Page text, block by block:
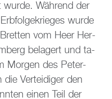
wurde. Wäh­rend der
wurde
vom Heer Her­
be­la­gert und ta­
Mor­gen des Peter-
die Ver­tei­di­ger den
einen Teil der